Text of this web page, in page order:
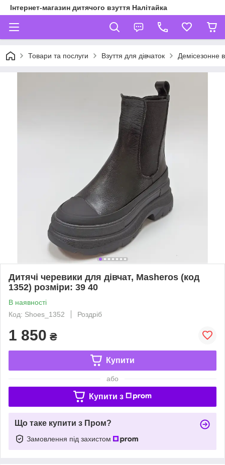
Інтернет-магазин дитячого взуття Налітайка
Товари та послуги Взуття для дівчаток Демісезонне
Дитячі черевики для дівчат, Masheros (код
1352) розміри: 39 40
В наявності
Код: Shoes_1352
Роздріб
1 850 ₴
Купити
або
Купити з
Що таке купити з Пром?
Замовлення під захистом